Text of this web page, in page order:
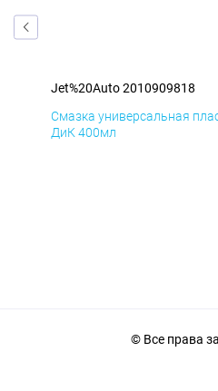
Jet%20Auto 2010909818
Смазка универсальная
ДиК 400мл
© Все права